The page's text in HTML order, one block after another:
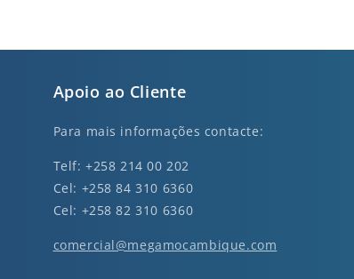
Apoio ao Cliente
Para mais informações contacte:
Telf: +258 214 00 202
Cel: +258 84 310 6360
Cel: +258 82 310 6360
comercial@megamocambique.com